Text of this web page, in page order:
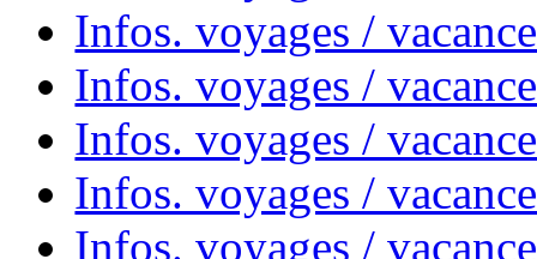
Infos. voyages /
Infos. voyages /
Infos. voyages /
Infos. voyages /
Infos. voyages /